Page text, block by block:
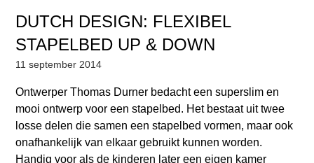
DUTCH DESIGN: FLEXIBEL
STAPELBED UP & DOWN
11 september 2014
Ontwerper Thomas Durner bedacht een superslim en
mooi ontwerp voor een stapelbed. Het bestaat uit twee
losse delen die samen een stapelbed vormen, maar ook
onafhankelijk van elkaar gebruikt kunnen worden.
Handig voor als de kinderen later een eigen kamer